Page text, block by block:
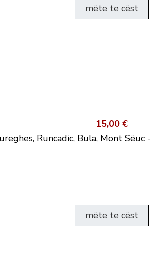
mëte te cëst
15,00 €
Runcadic, Bula, Mont
mëte te cëst